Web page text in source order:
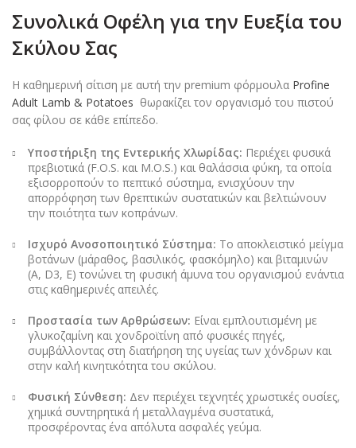
Συνολικά Οφέλη για την Ευεξία του
Σκύλου Σας
Η καθημερινή σίτιση με αυτή την premium φόρμουλα Profine
Adult Lamb & Potatoes θωρακίζει τον οργανισμό του πιστού
σας φίλου σε κάθε επίπεδο.
Υποστήριξη της Εντερικής Χλωρίδας: Περιέχει φυσικά
πρεβιοτικά (F.O.S. και M.O.S.) και θαλάσσια φύκη, τα οποία
εξισορροπούν το πεπτικό σύστημα, ενισχύουν την
απορρόφηση των θρεπτικών συστατικών και βελτιώνουν
την ποιότητα των κοπράνων.
Ισχυρό Ανοσοποιητικό Σύστημα: Το αποκλειστικό μείγμα
βοτάνων (μάραθος, βασιλικός, φασκόμηλο) και βιταμινών
(A, D3, E) τονώνει τη φυσική άμυνα του οργανισμού ενάντια
στις καθημερινές απειλές.
Προστασία των Αρθρώσεων: Είναι εμπλουτισμένη με
γλυκοζαμίνη και χονδροϊτίνη από φυσικές πηγές,
συμβάλλοντας στη διατήρηση της υγείας των χόνδρων και
στην καλή κινητικότητα του σκύλου.
Φυσική Σύνθεση: Δεν περιέχει τεχνητές χρωστικές ουσίες,
χημικά συντηρητικά ή μεταλλαγμένα συστατικά,
προσφέροντας ένα απόλυτα ασφαλές γεύμα.